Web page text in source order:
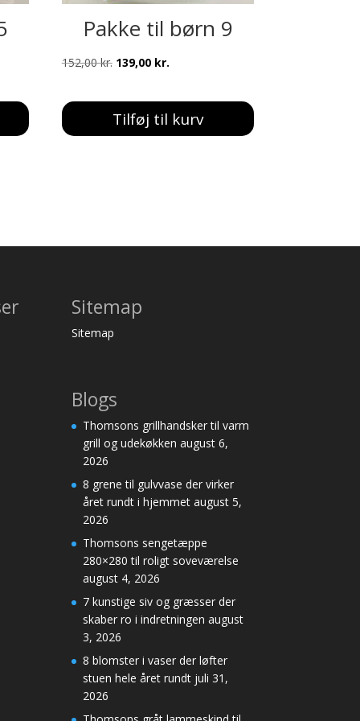
Pakke til børn 9
152,00kr. Den
pris
var:
139,00 kr.Den
pris
er:
Tilføj til kurv
Sitemap
Sitemap
Blogs
Thomsons grillhandsker til varm
grill og udekøkken august 6,
2026
8 grene til gulvvase der virker
året rundt i hjemmet august 5,
2026
Thomsons sengetæppe
280×280 til roligt soveværelse
august 4, 2026
7 kunstige siv og græsser der
skaber ro i indretningen august
3, 2026
8 blomster i vaser der løfter
stuen hele året rundt juli 31,
2026